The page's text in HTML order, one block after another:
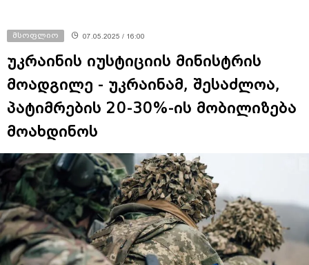
მსოფლიო 07.05.2025 / 16:00
უკრაინის იუსტიციის მინისტრის
მოადგილე - უკრაინამ, შესაძლოა,
პატიმრების 20-30%-ის მობილიზება
მოახდინოს